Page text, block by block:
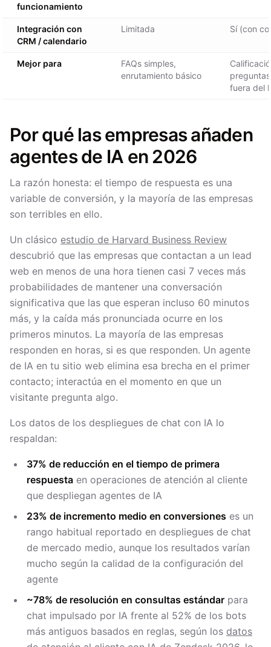
funcionamiento
Integración con
CRM / calendario
Limitada Sí (con
Mejor para
FAQs simples,
enrutamiento básico
fuera del
Por qué las empresas añaden
agentes de IA en 2026
La razón honesta: el tiempo de respuesta es una
variable de conversión, y la mayoría de las empresas
son terribles en ello.
Un clásico estudio de Harvard Business Review
descubrió que las empresas que contactan a un lead
web en menos de una hora tienen casi 7 veces más
probabilidades de mantener una conversación
significativa que las que esperan incluso 60 minutos
más, y la caída más pronunciada ocurre en los
primeros minutos. La mayoría de las empresas
responden en horas, si es que responden. Un agente
de IA en tu sitio web elimina esa brecha en el primer
contacto; interactúa en el momento en que un
visitante pregunta algo.
Los datos de los despliegues de chat con IA lo
respaldan:
37% de reducción en el tiempo de primera
respuesta en operaciones de atención al cliente
que despliegan agentes de IA
23% de incremento medio en conversiones es un
rango habitual reportado en despliegues de chat
de mercado medio, aunque los resultados varían
mucho según la calidad de la configuración del
agente
~78% de resolución en consultas estándar para
chat impulsado por IA frente al 52% de los bots
más antiguos basados en reglas, según los datos